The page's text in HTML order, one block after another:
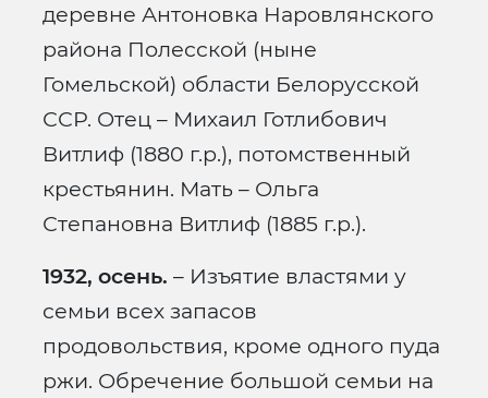
деревне Антоновка Наровлянского
района Полесской (ныне
Гомельской) области Белорусской
ССР. Отец – Михаил Готлибович
Витлиф (1880 г.р.), потомственный
крестьянин. Мать – Ольга
Степановна Витлиф (1885 г.р.).
1932, осень. – Изъятие властями у
семьи всех запасов
продовольствия, кроме одного пуда
ржи. Обречение большой семьи на